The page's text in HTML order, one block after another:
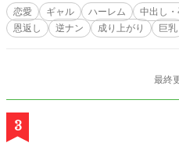
れて？ 健二くんの子
い。だって、みんな
ら。 助けたギャルは
イス）へと引きずり
恋愛 ギャル ハーレム 中出し
恩返し
逆ナン 成り上がり 巨乳
最終
3